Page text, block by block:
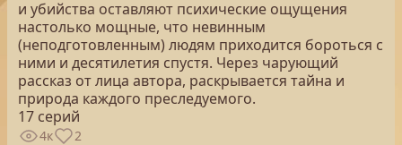
и убийства оставляют психические ощущения
настолько мощные, что невинным
(неподготовленным) людям приходится бороться с
ними и десятилетия спустя. Через чарующий
рассказ от лица автора, раскрывается тайна и
природа каждого преследуемого.
17 серий
4к 2